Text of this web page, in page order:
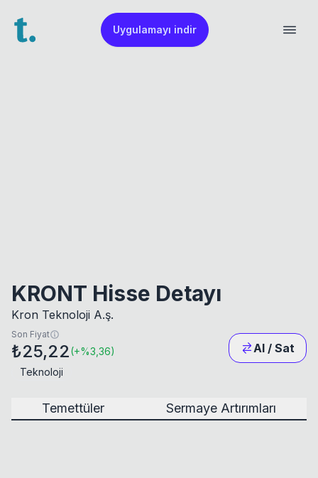
Uygulamayı indir
KRONT Hisse Detayı
Kron Teknoloji A.ş.
Son Fiyat
₺25,22(+%3,36) Al / Sat
Teknoloji
Temettüler Sermaye Artırımları